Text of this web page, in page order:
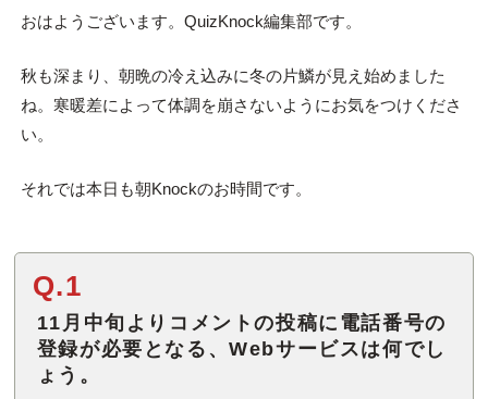
おはようございます。QuizKnock編集部です。
秋も深まり、朝晩の冷え込みに冬の片鱗が見え始めました
ね。寒暖差によって体調を崩さないようにお気をつけくださ
い。
それでは本日も朝Knockのお時間です。
Q.1
11月中旬よりコメントの投稿に電話番号の
登録が必要となる、Webサービスは何でし
ょう。